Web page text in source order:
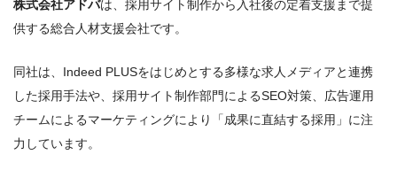
株式会社アドバは、採用サイト制作から入社後の定着支援まで提
供する総合人材支援会社です。
同社は、Indeed PLUSをはじめとする多様な求人メディアと連携
した採用手法や、採用サイト制作部門によるSEO対策、広告運用
チームによるマーケティングにより「成果に直結する採用」に注
力しています。